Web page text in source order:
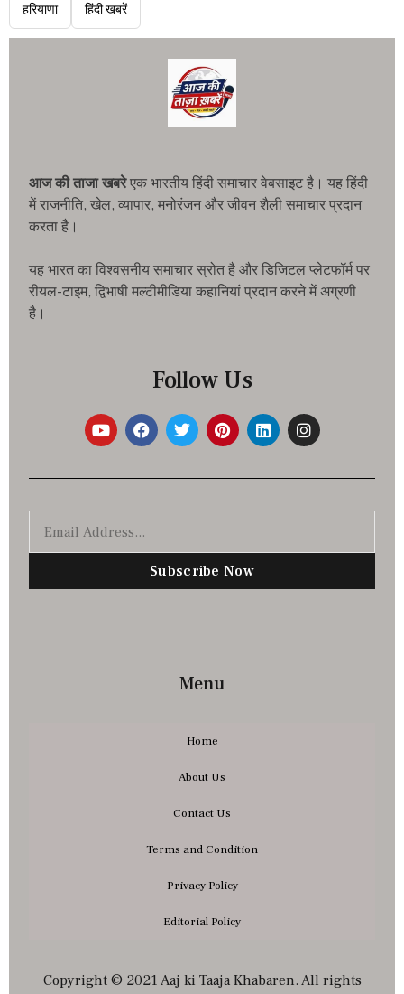
हरियाणा हिंदी खबरें
आज की ताजा खबरेएक भारतीय हिंदी समाचार वेबसाइट है। यह हिंदी
में राजनीति, खेल, व्यापार, मनोरंजन और जीवन शैली समाचार प्रदान
करता है।
यह भारत का विश्वसनीय समाचार स्रोत है और डिजिटल प्लेटफॉर्म पर
रीयल-टाइम, द्विभाषी मल्टीमीडिया कहानियां प्रदान करने में अग्रणी
है।
Follow Us
Subscribe Now
Menu
Home
About Us
Contact Us
Terms and Condition
Privacy Policy
Editorial Policy
Copyright © 2021 Aaj ki Taaja Khabaren. All rights